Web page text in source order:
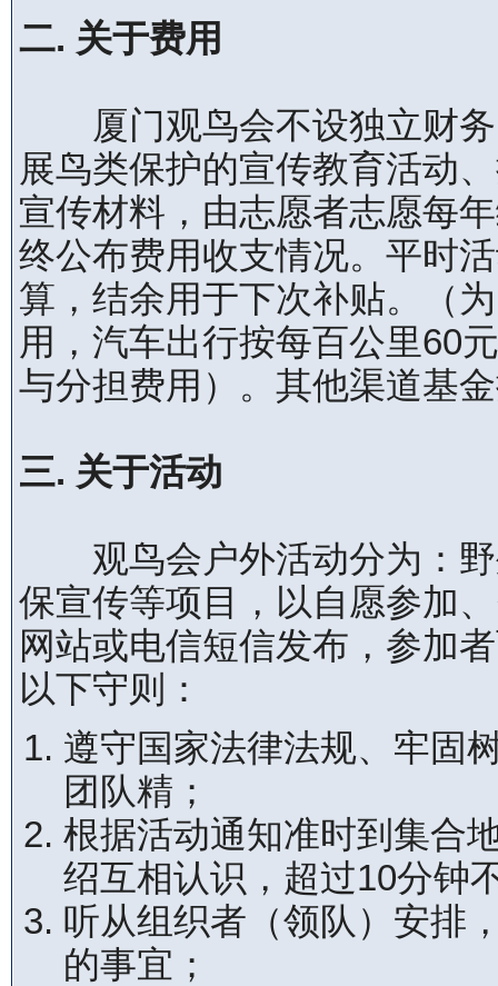
二. 关于费用
厦门观鸟会不设独立财务
展鸟类保护的宣传教育活动
宣传材料，由志愿者志愿每
终公布费用收支情况。平时
算，结余用于下次补贴。（
用，汽车出行按每百公里60
与分担费用）。其他渠道基
三. 关于活动
观鸟会户外活动分为：野
保宣传等项目，以自愿参加
网站或电信短信发布，参加
以下守则：
遵守国家法律法规、牢固
团队精；
根据活动通知准时到集合
绍互相认识，超过10分钟
听从组织者（领队）安排
的事宜；